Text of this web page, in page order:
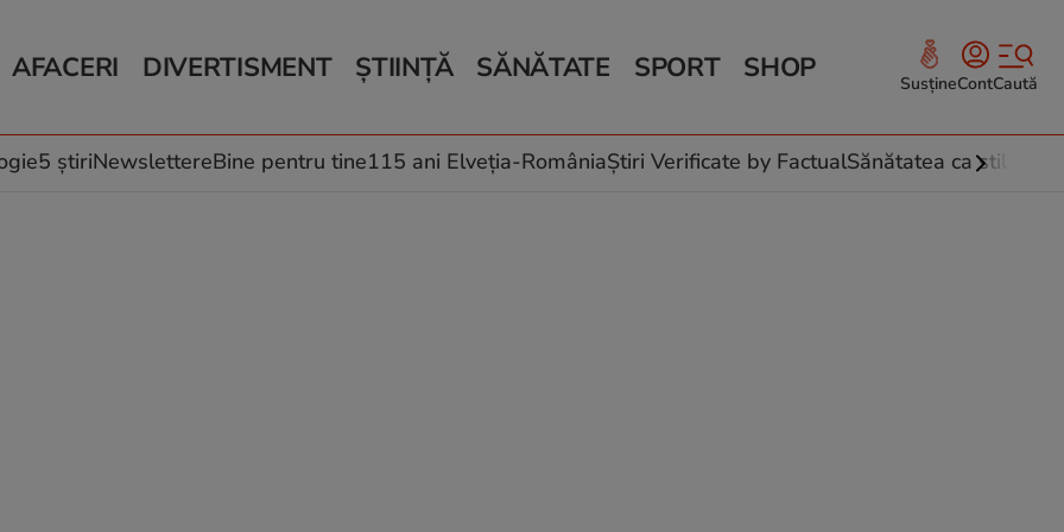
AFACERI
Auto
Locuri de muncă
DIVERTISMENT
Horoscop
Muzică și Filme
ȘTIINȚĂ
Schimbări climatice
SĂNĂTATE
Relații
Rețete culinare
SPORT SHOP SusțineContCaută
5 știriNewslettereBine pentru tine115 ani Elveția-RomâniaȘtiri Verificate by FactualSănătatea ca stil de